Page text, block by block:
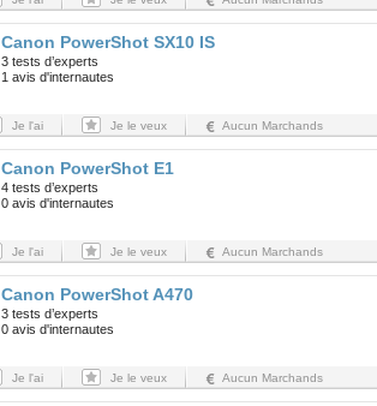
Canon PowerShot SX10 IS
3 tests d’experts
1 avis d'internautes
Je l'ai Je le veux Aucun Marchands
Canon PowerShot E1
4 tests d’experts
0 avis d'internautes
Je l'ai Je le veux Aucun Marchands
Canon PowerShot A470
3 tests d’experts
0 avis d'internautes
Je l'ai Je le veux Aucun Marchands